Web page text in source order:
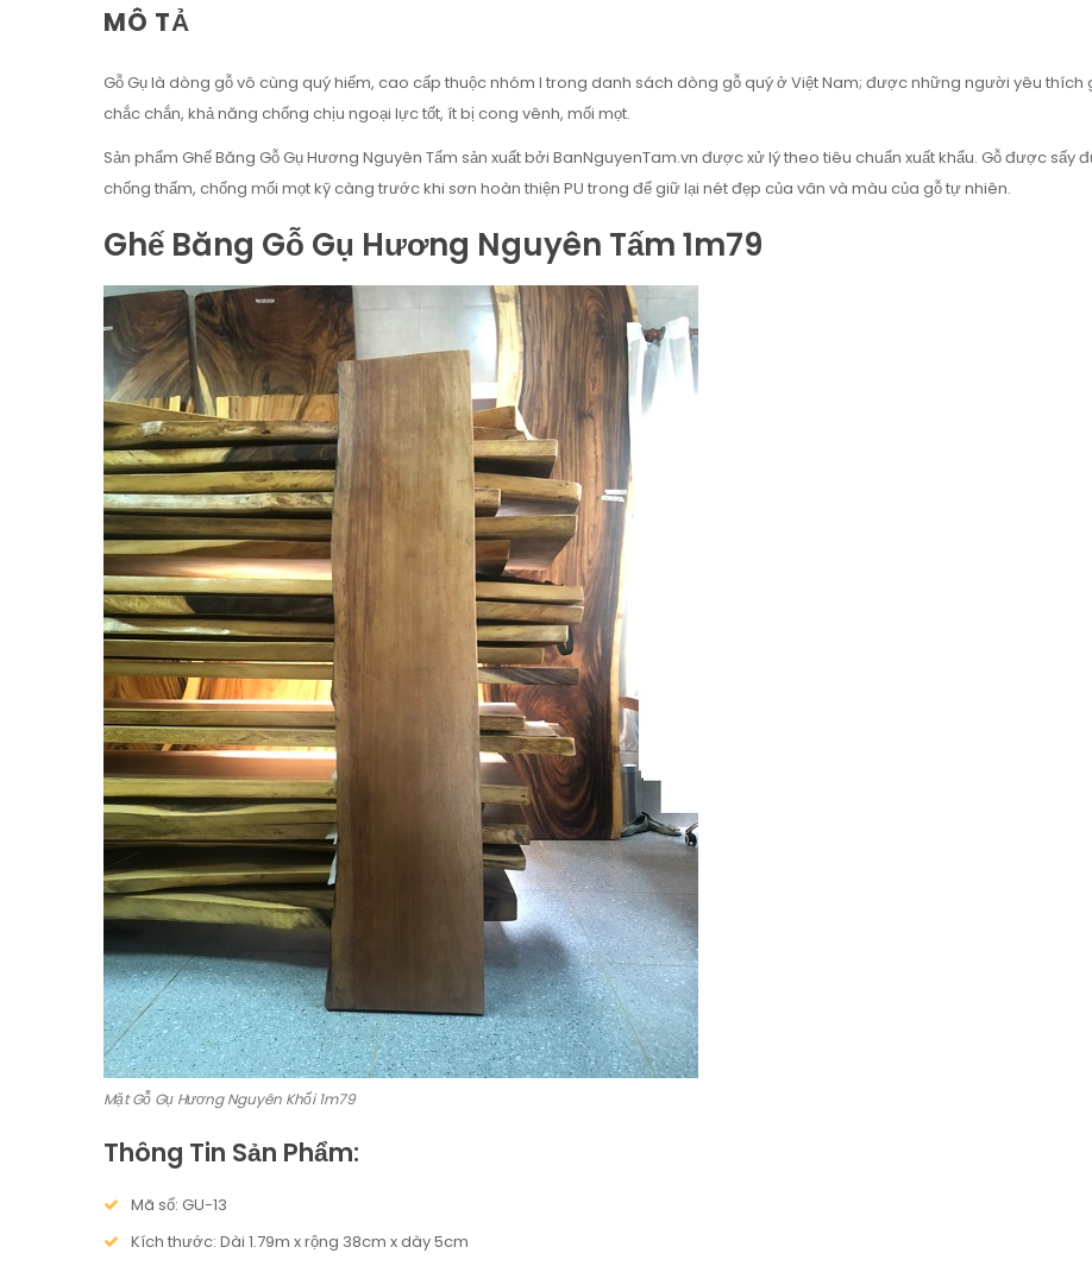
MÔ TẢ
Gỗ Gụ là dòng gỗ vô cùng quý hiếm, cao cấp thuộc nhóm I trong danh sách dòng gỗ quý ở Việt Nam; được những người yêu thích
chắc chắn, khả năng chống chịu ngoại lực tốt, ít bị cong vênh, mối mọt.
Sản phẩm Ghế Băng Gỗ Gụ Hương Nguyên Tấm sản xuất bởi BanNguyenTam.vn được xử lý theo tiêu chuẩn xuất khẩu. Gỗ được sấy
chống thấm, chống mối mọt kỹ càng trước khi sơn hoàn thiện PU trong để giữ lại nét đẹp của vân và màu của gỗ tự nhiên.
Ghế Băng Gỗ Gụ Hương Nguyên Tấm 1m79
Mặt Gỗ Gụ Hương Nguyên Khối 1m79
Thông Tin Sản Phẩm:
Mã số: GU-13
Kích thước: Dài 1.79m x rộng 38cm x dày 5cm